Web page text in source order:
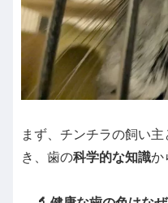
まず、チンチラの飼い
き、歯の科学的な知識か